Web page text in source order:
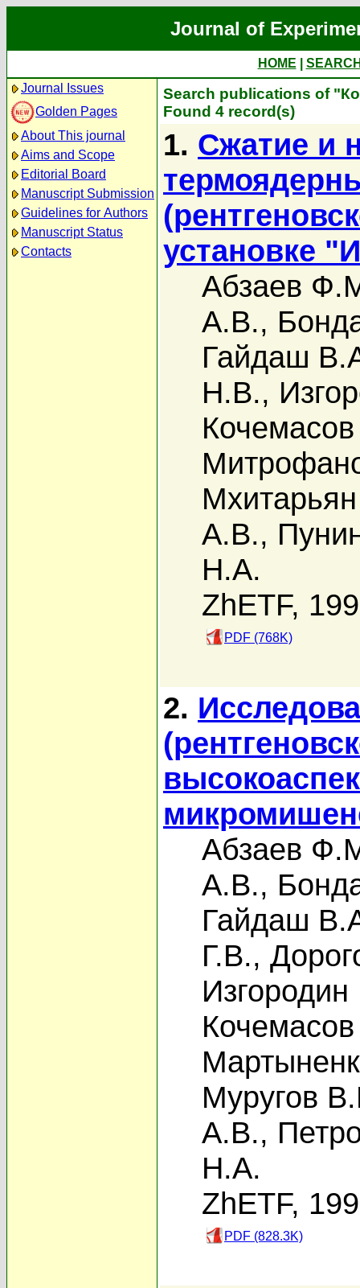
Journal of
HOME
Journal Issues
Golden Pages
About This journal
Aims and Scope
Editorial Board
Manuscript Submission
Guidelines for Authors
Manuscript Status
Contacts
Search publications of
Found 4 record(s)
1. Сжатие и
установке
Абзаев
А.В.,
Гайдаш
Н.В.,
Кочемасов
А.В.,
Н.А.
ZhETF,
PDF (768K)
2.
Абзаев
А.В.,
Гайдаш
Г.В.,
Кочемасов
Муругов
А.В.,
Н.А.
ZhETF,
PDF (828.3K)